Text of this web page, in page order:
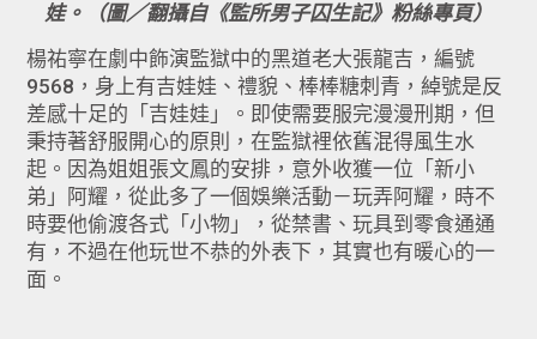
娃。（圖／翻攝自《監所男子囚生記》粉絲專頁）
楊祐寧在劇中飾演監獄中的黑道老大張龍吉，編號
9568，身上有吉娃娃、禮貌、棒棒糖刺青，綽號是反
差感十足的「吉娃娃」。即使需要服完漫漫刑期，但
秉持著舒服開心的原則，在監獄裡依舊混得風生水
起。因為姐姐張文鳳的安排，意外收獲一位「新小
弟」阿耀，從此多了一個娛樂活動－玩弄阿耀，時不
時要他偷渡各式「小物」，從禁書、玩具到零食通通
有，不過在他玩世不恭的外表下，其實也有暖心的一
面。